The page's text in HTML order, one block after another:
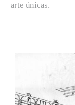
arte únicas.